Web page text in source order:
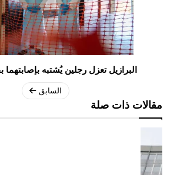
البرازيل تعزل رجلين يُشتبه بإصابتهما
السابق
مقالات ذات صلة